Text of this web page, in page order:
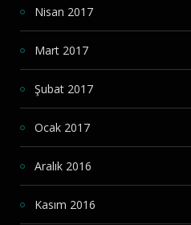
Nisan 2017
Mart 2017
Şubat 2017
Ocak 2017
Aralık 2016
Kasım 2016